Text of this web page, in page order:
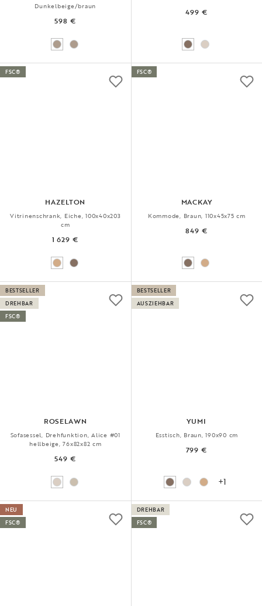
Dunkelbeige/braun
598 €
499 €
HAZELTON
Vitrinenschrank, Eiche, 100x40x203
cm
1 629 €
FSC®
MACKAY
Kommode, Braun, 110x45x75 cm
849 €
FSC®
ROSELAWN
Sofasessel, Drehfunktion, Alice #01
hellbeige, 76x82x82 cm
549 €
BESTSELLER
DREHBAR
FSC®
YUMI
Esstisch, Braun, 190x90 cm
799 €
+1
BESTSELLER
AUSZIEHBAR
NEU
FSC®
DREHBAR
FSC®